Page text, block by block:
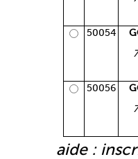
50054
50056
aide :